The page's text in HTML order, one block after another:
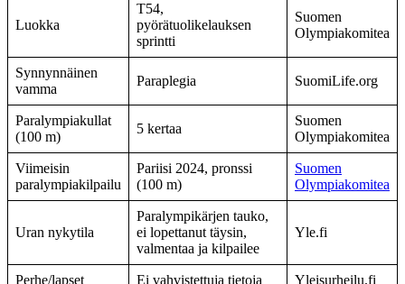
Luokka
T54,
pyörätuolikelauksen
sprintti
Suomen
Olympiakomitea
Synnynnäinen
vamma
Paraplegia SuomiLife.org
Paralympiakullat
(100 m)
5 kertaa
Suomen
Olympiakomitea
Viimeisin
paralympiakilpailu
Pariisi 2024, pronssi
(100 m)
Suomen
Olympiakomitea
Uran nykytila
Paralympikärjen tauko,
ei lopettanut täysin,
valmentaa ja kilpailee
Yle.fi
Perhe/lapset Ei vahvistettuja tietoja Yleisurheilu.fi